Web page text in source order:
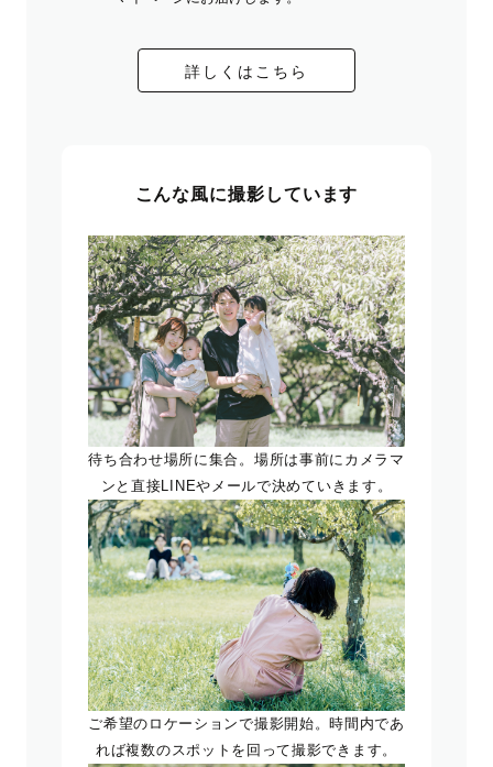
詳しくはこちら
こんな風に撮影しています
待ち合わせ場所に集合。場所は事前にカメラマ
ンと直接LINEやメールで決めていきます。
ご希望のロケーションで撮影開始。時間内であ
れば複数のスポットを回って撮影できます。